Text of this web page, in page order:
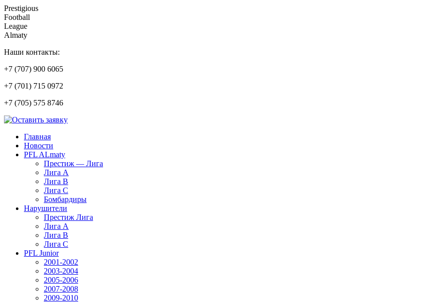
Prestigious
Football
League
Almaty
Наши контакты:
+7 (707) 900 6065
+7 (701) 715 0972
+7 (705) 575 8746
Главная
Новости
PFL ALmaty
Престиж — Лига
Лига А
Лига В
Лига С
Бомбардиры
Нарушители
Престиж Лига
Лига А
Лига В
Лига С
PFL Junior
2001-2002
2003-2004
2005-2006
2007-2008
2009-2010